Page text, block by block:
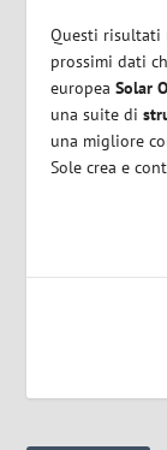
Questi risultati
prossimi dati
europeaSolar
una suite di
una migliore
Sole crea e